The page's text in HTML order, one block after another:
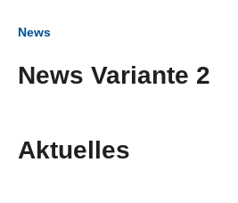
News
News Variante 2
Aktuelles